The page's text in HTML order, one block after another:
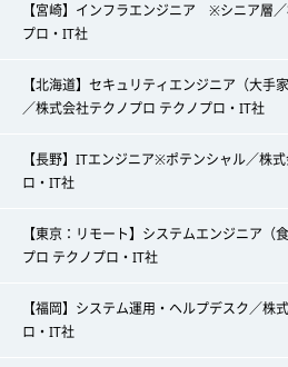
【宮崎】インフラエンジニア ※シニア層
プロ・IT社
【北海道】セキュリティエンジニア（大
／株式会社テクノプロ テクノプロ・IT社
【長野】ITエンジニア※ポテンシャル／株
ロ・IT社
【東京：リモート】システムエンジニア（
プロ テクノプロ・IT社
【福岡】システム運用・ヘルプデスク／株
ロ・IT社